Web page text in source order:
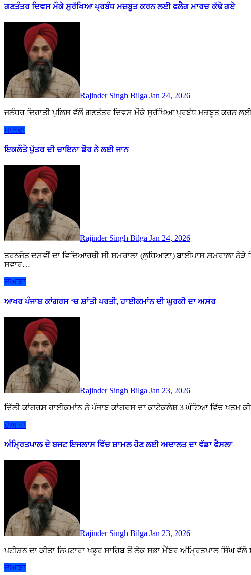
ਗਣਤੰਤਰ ਦਿਵਸ ਮੌਕੇ ਸੁਰੱਖਿਆ ਪ੍ਰਬੰਧ ਮਜ਼ਬੂਤ ਕਰਨ ਲਈ ਫਲੈਗ ਮਾਰਚ ਕੱਢੇ ਗਏ
Rajinder Singh Bilga Jan 24, 2026
ਜਲੰਧਰ ਦਿਹਾਤੀ ਪੁਲਿਸ ਵੱਲੋਂ ਗਣਤੰਤਰ ਦਿਵਸ ਮੌਕੇ ਸੁਰੱਖਿਆ ਪ੍ਰਬੰਧ ਮਜ਼ਬੂਤ ਕਰਨ
ਮਾਲਵਾ
ਇਕਲੌਤੇ ਪੁੱਤਰ ਦੀ ਚਾਇਨਾ ਡੋਰ ਨੇ ਲਈ ਜਾਨ
Rajinder Singh Bilga Jan 24, 2026
ਤਰਨਜੋਤ ਦਸਵੀਂ ਦਾ ਵਿਦਿਆਰਥੀ ਸੀ ਸਮਰਾਲਾ (ਲੁਧਿਆਣਾ) ਬਾਈਪਾਸ ਸਮਰਾਲਾ ਨੇੜੇ ਪਿੰਡ ਭਰਥਲਾ ਕੋਲ ਵਾਪਰੀ ਘਟਨਾ ਜਿੱਥੇ ਮੋਟਰਸਾਈਕਲ
ਸਵਾਰ…
ਦੋਆਬਾ
ਆਖਰ ਪੰਜਾਬ ਕਾਂਗਰਸ ‘ਚ ਸ਼ਾਂਤੀ ਪਰਤੀ, ਹਾਈਕਮਾਂਨ ਦੀ ਘੁਰਕੀ ਦਾ ਅਸਰ
Rajinder Singh Bilga Jan 23, 2026
ਦਿੱਲੀ ਕਾਂਗਰਸ ਹਾਈਕਮਾਂਨ ਨੇ ਪੰਜਾਬ ਕਾਂਗਰਸ ਦਾ ਕਾਟੋਕਲੇਸ਼ 3 ਘੰਟਿਆ ਵਿੱਚ
ਦੋਆਬਾ
ਅੰਮ੍ਰਿਤਪਾਲ ਦੇ ਬਜਟ ਇਜਲਾਸ ਵਿੱਚ ਸ਼ਾਮਲ ਹੋਣ ਲਈ ਅਦਾਲਤ ਦਾ ਵੱਡਾ ਫੈਸਲਾ
Rajinder Singh Bilga Jan 23, 2026
ਪਟੀਸ਼ਨ ਦਾ ਕੀਤਾ ਨਿਪਟਾਰਾ ਖਡੂਰ ਸਾਹਿਬ ਤੋਂ ਲੋਕ ਸਭਾ ਮੈਂਬਰ ਅੰਮ੍ਰਿਤਪਾਲ ਸਿੰਘ
ਦੋਆਬਾ